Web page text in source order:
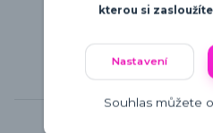
kterou si
Nastavení
Souhlas můžete